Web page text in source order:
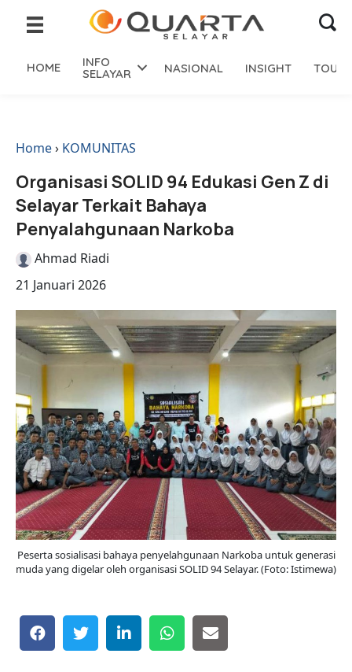
HOME INFO
SELAYAR NASIONAL INSIGHT
Home› KOMUNITAS
Organisasi SOLID 94 Edukasi Gen Z di
Selayar Terkait Bahaya
Penyalahgunaan Narkoba
Ahmad Riadi
21 Januari 2026
Peserta sosialisasi bahaya penyelahgunaan Narkoba untuk generasi
muda yang digelar oleh organisasi SOLID 94 Selayar. (Foto: Istimewa)